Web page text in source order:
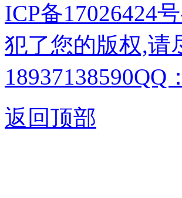
ICP备17026424
犯了您的版权,请
18937138590QQ
返回顶部